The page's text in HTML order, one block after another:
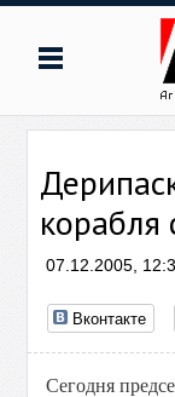
корабля
07.12.2005,
Вконтакте
Сегодня